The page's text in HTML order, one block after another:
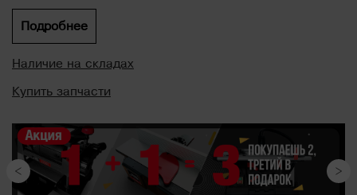
Для установки станка не требуется много места. Станок
имеет клиноременный привод и жесткую стальную
конструкцию.
Станок имеет легкий доступ к механизму замены
обрабатываемой заготовки (ширина 914 (с переворотом)
Подробнее
Наличие на складах
Купить запчасти